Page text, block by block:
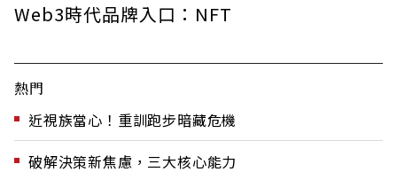
Web3時代品牌入口：NFT
熱門
近視族當心！重訓跑步暗藏危機
破解決策新焦慮，三大核心能力